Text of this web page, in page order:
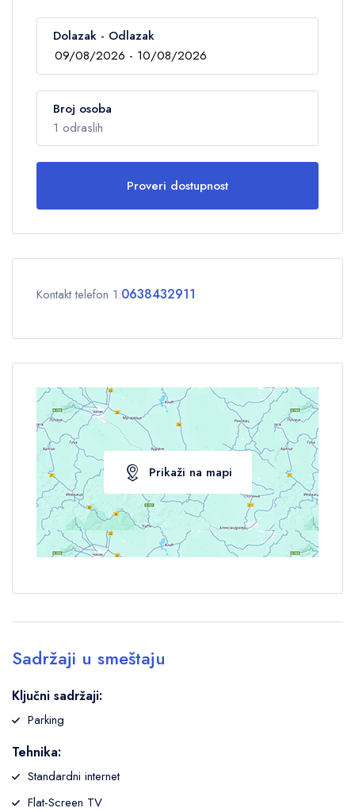
Dolazak - Odlazak
Broj osoba
1 odraslih
Odrasli 1
Deca 0
Proveri dostupnost
Kontakt telefon 1:0638432911
Prikaži na mapi
Sadržaji u smeštaju
Ključni sadržaji:
Parking
Tehnika:
Standardni internet
Flat-Screen TV